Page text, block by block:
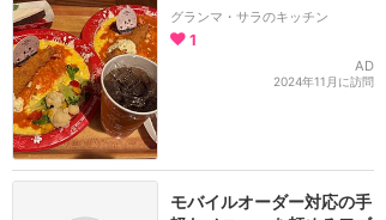
グランマ・サラのキッチン
1
AD
2024年11月に訪問
モバイルオーダー対応の手